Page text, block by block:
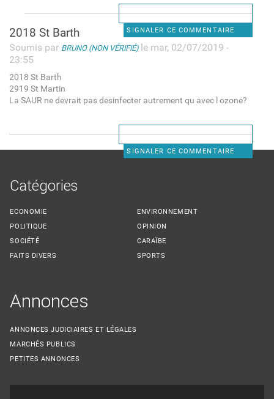
SIGNALER CE COMMENTAIRE
2018 St Barth
Soumis par BRUNO (NON VÉRIFIÉ)le mar, 02/07/2019 -
23:55
2018 St Barth
2919 St Martin
La SAUR ne devrait pas desinfecter autrement qu avec l ozone?
SIGNALER CE COMMENTAIRE
Catégories
ECONOMIE
POLITIQUE
SOCIÉTÉ
FAITS DIVERS
ENVIRONNEMENT
OPINION
CARAÏBE
SPORTS
Annonces
ANNONCES JUDICIAIRES ET LÉGALES
MARCHÉS PUBLICS
PETITES ANNONCES